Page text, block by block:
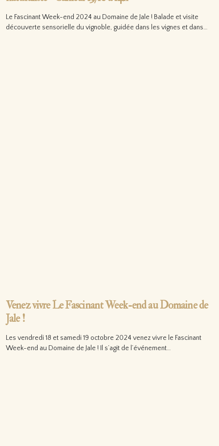
Le Fascinant Week-end 2024 au Domaine de Jale ! Balade et visite
découverte sensorielle du vignoble, guidée dans les vignes et dans…
Venez vivre Le Fascinant Week-end au Domaine de
Jale !
Les vendredi 18 et samedi 19 octobre 2024 venez vivre le Fascinant
Week-end au Domaine de Jale ! Il s’agit de l’événement…